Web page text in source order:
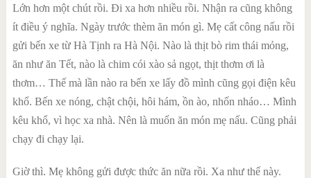
Lớn hơn một chút rồi. Đi xa hơn nhiều rồi. Nhận ra cũng không
ít điều ý nghĩa. Ngày trước thèm ăn món gì. Mẹ cất công nấu rồi
gửi bến xe từ Hà Tịnh ra Hà Nội. Nào là thịt bò rim thái mỏng,
ăn như ăn Tết, nào là chim cói xào sả ngọt, thịt thơm ơi là
thơm… Thế mà lần nào ra bến xe lấy đồ mình cũng gọi điện kêu
khổ. Bến xe nóng, chật chội, hôi hám, ồn ào, nhốn nháo… Mình
kêu khổ, vì học xa nhà. Nên là muốn ăn món mẹ nấu. Cũng phải
chạy đi chạy lại.
Giờ thì. Mẹ không gửi được thức ăn nữa rồi. Xa như thế này.